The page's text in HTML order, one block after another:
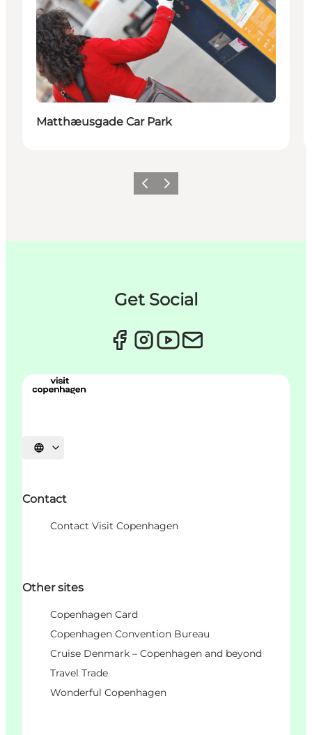
Matthæusgade Car Park
PrécédentSuivant
Get Social
Choisissez la langue
Contact
Contact Visit Copenhagen
Other sites
Copenhagen Card
Copenhagen Convention Bureau
Cruise Denmark – Copenhagen and beyond
Travel Trade
Wonderful Copenhagen